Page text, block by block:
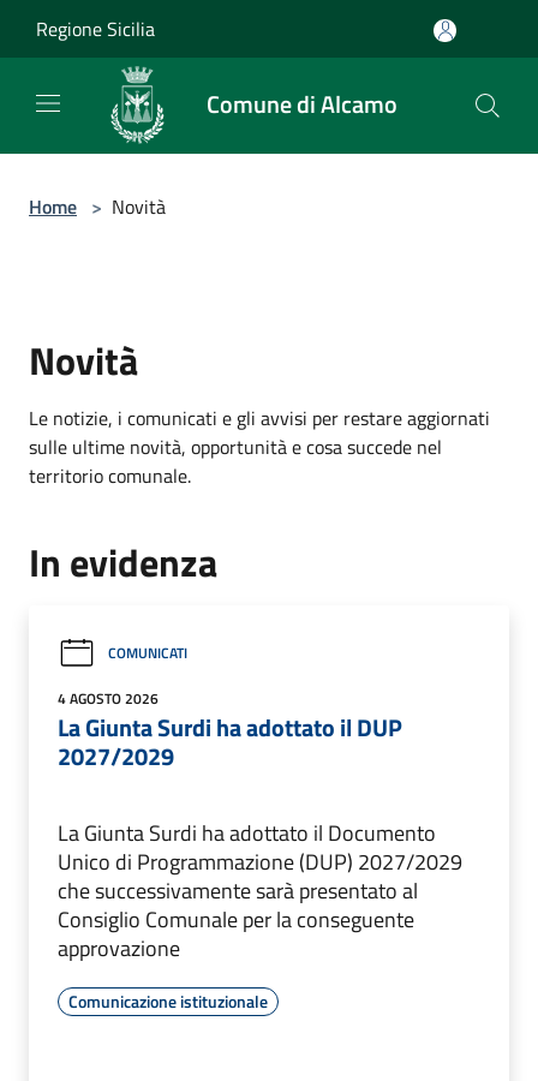
Regione Sicilia
Comune di Alcamo
Home > Novità
Novità
Le notizie, i comunicati e gli avvisi per restare aggiornati
sulle ultime novità, opportunità e cosa succede nel
territorio comunale.
In evidenza
COMUNICATI
4 AGOSTO 2026
La Giunta Surdi ha adottato il DUP
2027/2029
La Giunta Surdi ha adottato il Documento
Unico di Programmazione (DUP) 2027/2029
che successivamente sarà presentato al
Consiglio Comunale per la conseguente
approvazione
Comunicazione istituzionale